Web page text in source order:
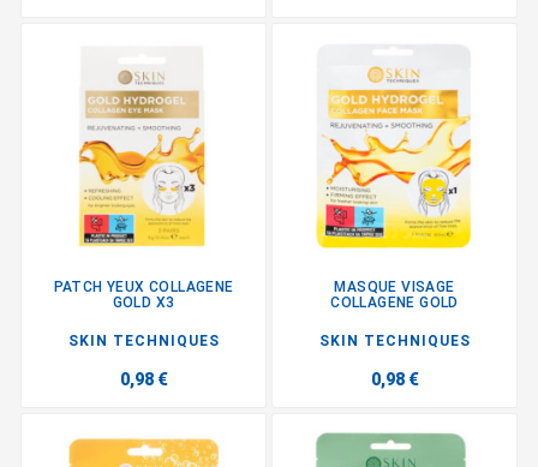
PATCH YEUX COLLAGENE
GOLD X3
SKIN TECHNIQUES
0,98 €
MASQUE VISAGE
COLLAGENE GOLD
SKIN TECHNIQUES
0,98 €